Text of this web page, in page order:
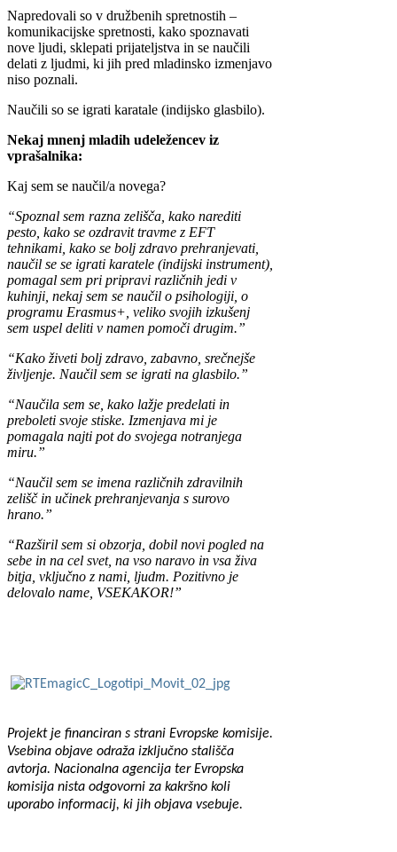
Napredovali so v družbenih spretnostih –
komunikacijske spretnosti, kako spoznavati
nove ljudi, sklepati prijateljstva in se naučili
delati z ljudmi, ki jih pred mladinsko izmenjavo
niso poznali.
Naučili so se igrati karatale (indijsko glasbilo).
Nekaj mnenj mladih udeležencev iz
vprašalnika:
Kaj sem se naučil/a novega?
“Spoznal sem razna zelišča, kako narediti
pesto, kako se ozdravit travme z EFT
tehnikami, kako se bolj zdravo prehranjevati,
naučil se se igrati karatele (indijski instrument),
pomagal sem pri pripravi različnih jedi v
kuhinji, nekaj sem se naučil o psihologiji, o
programu Erasmus+, veliko svojih izkušenj
sem uspel deliti v namen pomoči drugim.”
“Kako živeti bolj zdravo, zabavno, srečnejše
življenje. Naučil sem se igrati na glasbilo.”
“Naučila sem se, kako lažje predelati in
preboleti svoje stiske. Izmenjava mi je
pomagala najti pot do svojega notranjega
miru.”
“Naučil sem se imena različnih zdravilnih
zelišč in učinek prehranjevanja s surovo
hrano.”
“Razširil sem si obzorja, dobil novi pogled na
sebe in na cel svet, na vso naravo in vsa živa
bitja, vključno z nami, ljudm. Pozitivno je
delovalo name, VSEKAKOR!”
Projekt je financiran s strani Evropske komisije.
Vsebina objave odraža izključno stališča
avtorja. Nacionalna agencija ter Evropska
komisija nista odgovorni za kakršno koli
uporabo informacij, ki jih objava vsebuje.